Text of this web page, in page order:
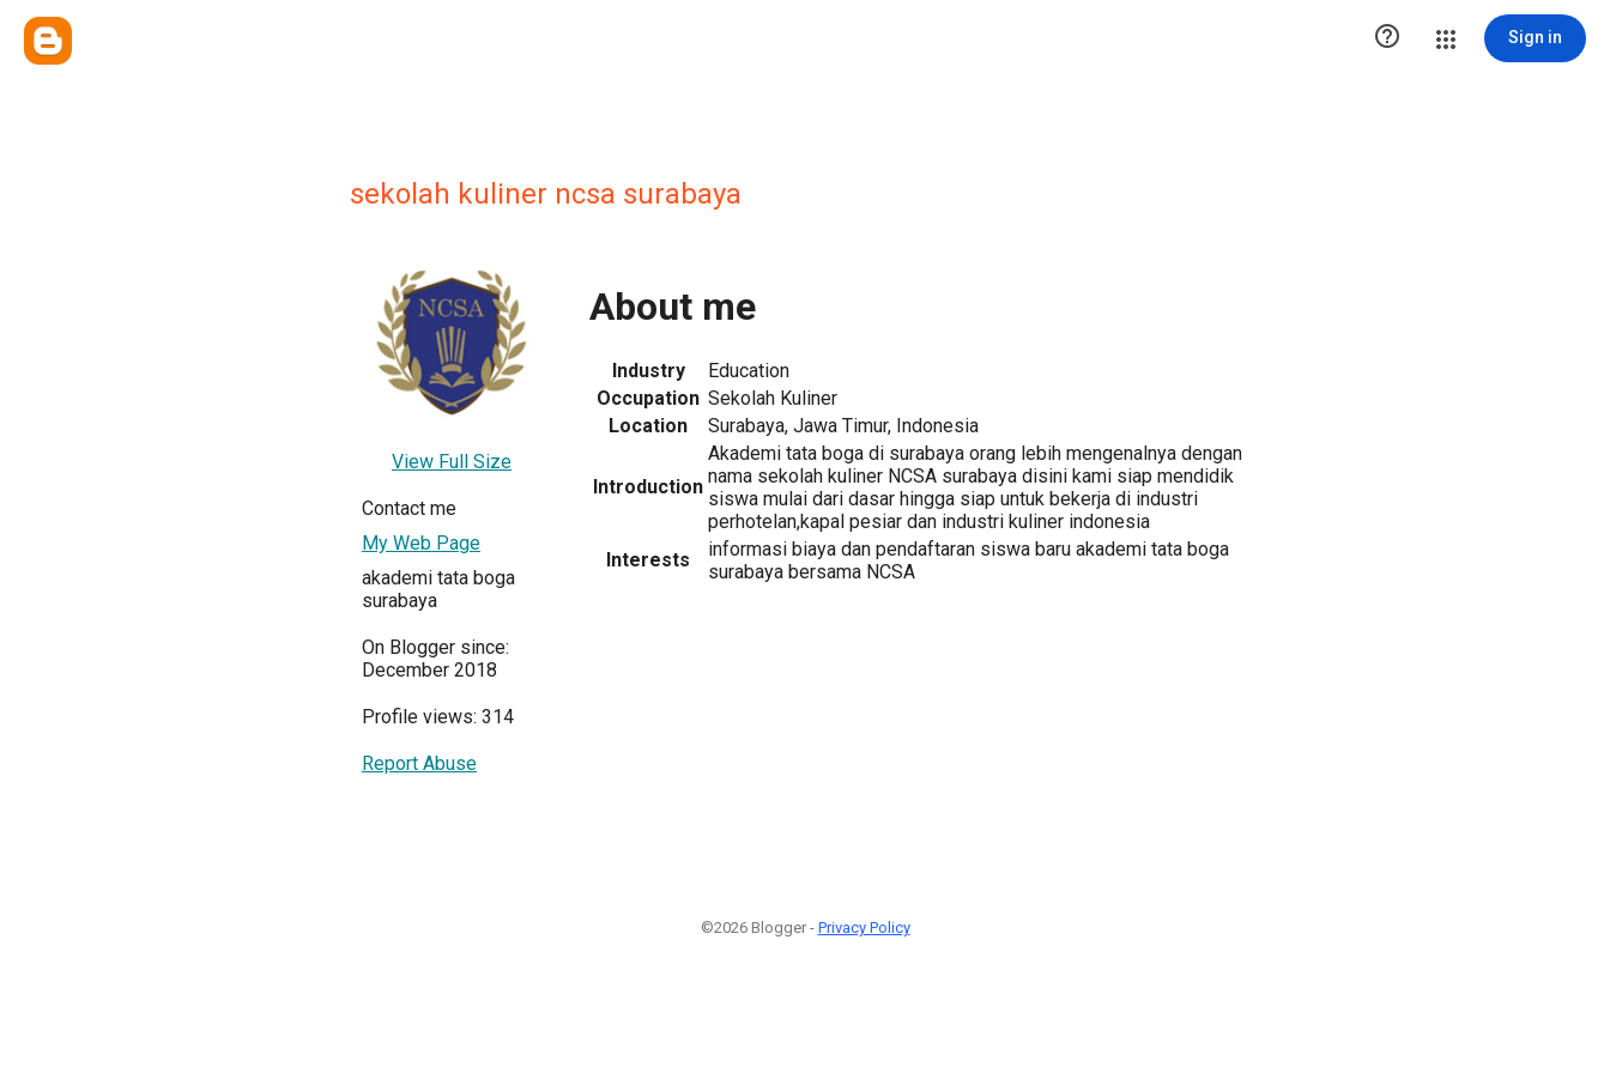
 Sign in
sekolah kuliner ncsa surabaya
View Full Size
Contact me
My Web Page
akademi tata boga
surabaya
On Blogger since:
December 2018
Profile views: 314
Report Abuse
About me
Industry
Education
Occupation Sekolah Kuliner
Location
Surabaya, Jawa Timur, Indonesia
Introduction
Akademi tata boga di surabaya orang lebih mengenalnya dengan
nama sekolah kuliner NCSA surabaya disini kami siap mendidik
siswa mulai dari dasar hingga siap untuk bekerja di industri
perhotelan,kapal pesiar dan industri kuliner indonesia
Interests
informasi biaya dan pendaftaran siswa baru akademi tata boga
surabaya bersama NCSA
©2026 Blogger - Privacy Policy